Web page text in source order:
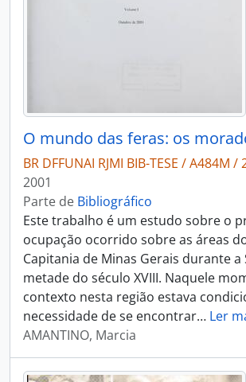
BR DFFUNAI RJMI BIB-TESE / A484M /
2001
Parte de Bibliográfico
Este trabalho é um estudo sobre o
ocupação ocorrido sobre as áreas
Capitania de Minas Gerais durante a
metade do século XVIII. Naquele
contexto nesta região estava
necessidade de se encontrar… Ler
AMANTINO, Marcia